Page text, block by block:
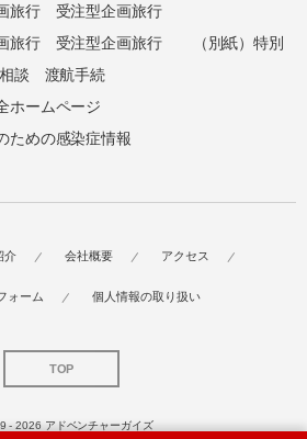
旅行
受注型企画旅行
旅行 受注型企画旅行
（別紙）特別
談
渡航手続
ホームページ
ための感染症情報
介 会社概要 アクセス
ォーム 個人情報の取り扱い
TOP
- 2026 アドベンチャーガイズ